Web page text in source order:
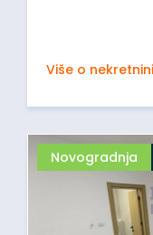
Više o
Novogradnja